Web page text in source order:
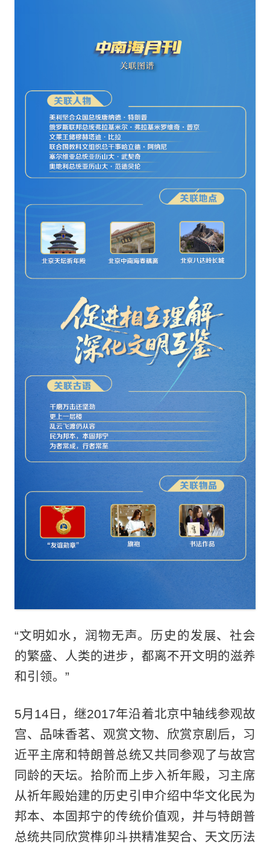
“文明如水，润物无声。历史的发展、社会
的繁盛、人类的进步，都离不开文明的滋养
和引领。”
5月14日，继2017年沿着北京中轴线参观故
宫、品味香茗、观赏文物、欣赏京剧后，习
近平主席和特朗普总统又共同参观了与故宫
同龄的天坛。拾阶而上步入祈年殿，习主席
从祈年殿始建的历史引申介绍中华文化民为
邦本、本固邦宁的传统价值观，并与特朗普
总统共同欣赏榫卯斗拱精准契合、天文历法